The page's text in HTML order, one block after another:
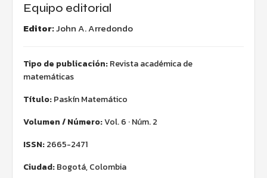
Equipo editorial
Editor:John A. Arredondo
Tipo de publicación:Revista académica de
matemáticas
Título:Paskín Matemático
Volumen / Número:Vol. 6 · Núm. 2
ISSN:2665-2471
Ciudad:Bogotá, Colombia